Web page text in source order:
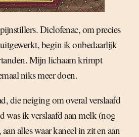
Diclofenac, om precies
begin ik onbedaarlijk
Mijn lichaam krimpt
niks meer doen.
die neiging om overal verslaafd
was ik verslaafd aan melk (nog
alles waar kaneel in zit en aan